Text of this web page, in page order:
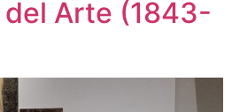
Arte (1843-